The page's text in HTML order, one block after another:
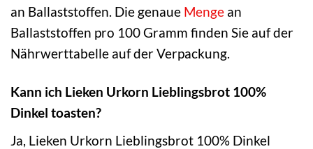
an Ballaststoffen. Die genaue Menge an
Ballaststoffen pro 100 Gramm finden Sie auf der
Nährwerttabelle auf der Verpackung.
Kann ich Lieken Urkorn Lieblingsbrot 100%
Dinkel toasten?
Ja, Lieken Urkorn Lieblingsbrot 100% Dinkel